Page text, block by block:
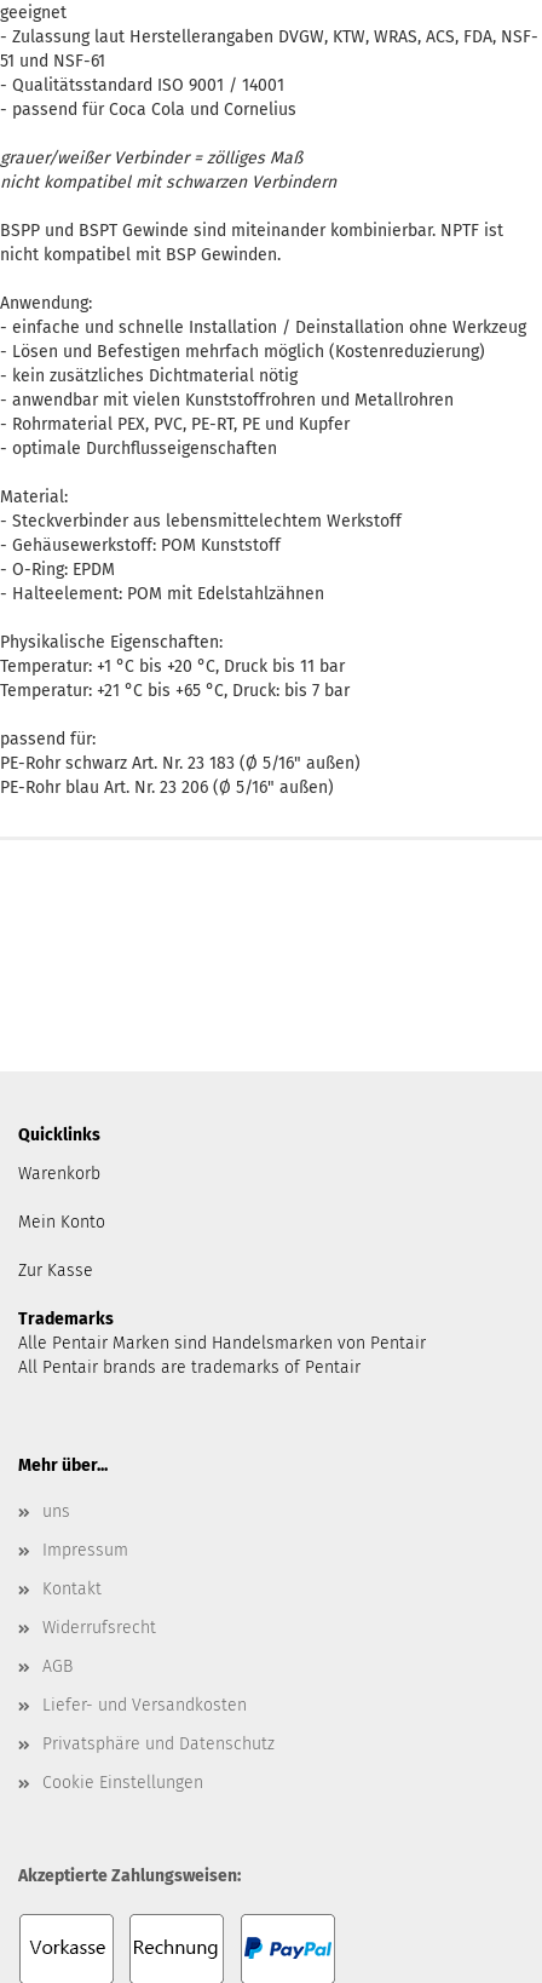
geeignet
- Zulassung laut Herstellerangaben DVGW, KTW, WRAS, ACS, FDA, NSF-
51 und NSF-61
- Qualitätsstandard ISO 9001 / 14001
- passend für Coca Cola und Cornelius
grauer/weißer Verbinder = zölliges Maß
nicht kompatibel mit schwarzen Verbindern
BSPP und BSPT Gewinde sind miteinander kombinierbar. NPTF ist
nicht kompatibel mit BSP Gewinden.
Anwendung:
- einfache und schnelle Installation / Deinstallation ohne Werkzeug
- Lösen und Befestigen mehrfach möglich (Kostenreduzierung)
- kein zusätzliches Dichtmaterial nötig
- anwendbar mit vielen Kunststoffrohren und Metallrohren
- Rohrmaterial PEX, PVC, PE-RT, PE und Kupfer
- optimale Durchflusseigenschaften
Material:
- Steckverbinder aus lebensmittelechtem Werkstoff
- Gehäusewerkstoff: POM Kunststoff
- O-Ring: EPDM
- Halteelement: POM mit Edelstahlzähnen
Physikalische Eigenschaften:
Temperatur: +1 °C bis +20 °C, Druck bis 11 bar
Temperatur: +21 °C bis +65 °C, Druck: bis 7 bar
passend für:
PE-Rohr schwarz Art. Nr. 23 183 (Ø 5/16" außen)
PE-Rohr blau Art. Nr. 23 206 (Ø 5/16" außen)
Quicklinks
Warenkorb
Mein Konto
Zur Kasse
Trademarks
Alle Pentair Marken sind Handelsmarken von Pentair
All Pentair brands are trademarks of Pentair
Mehr über...
uns
Impressum
Kontakt
Widerrufsrecht
AGB
Liefer- und Versandkosten
Privatsphäre und Datenschutz
Cookie Einstellungen
Akzeptierte Zahlungsweisen: